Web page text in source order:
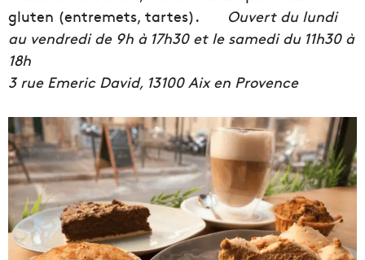
gluten (entremets, tartes). Ouvert du lundi
au vendredi de 9h à 17h30 et le samedi du 11h30 à
18h
3rue Emeric David, 13100 Aix en Provence